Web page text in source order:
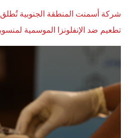
شركة أسمنت المنطقة الجنوبية
تطعيم ضد الإنفلونزا الموسمية